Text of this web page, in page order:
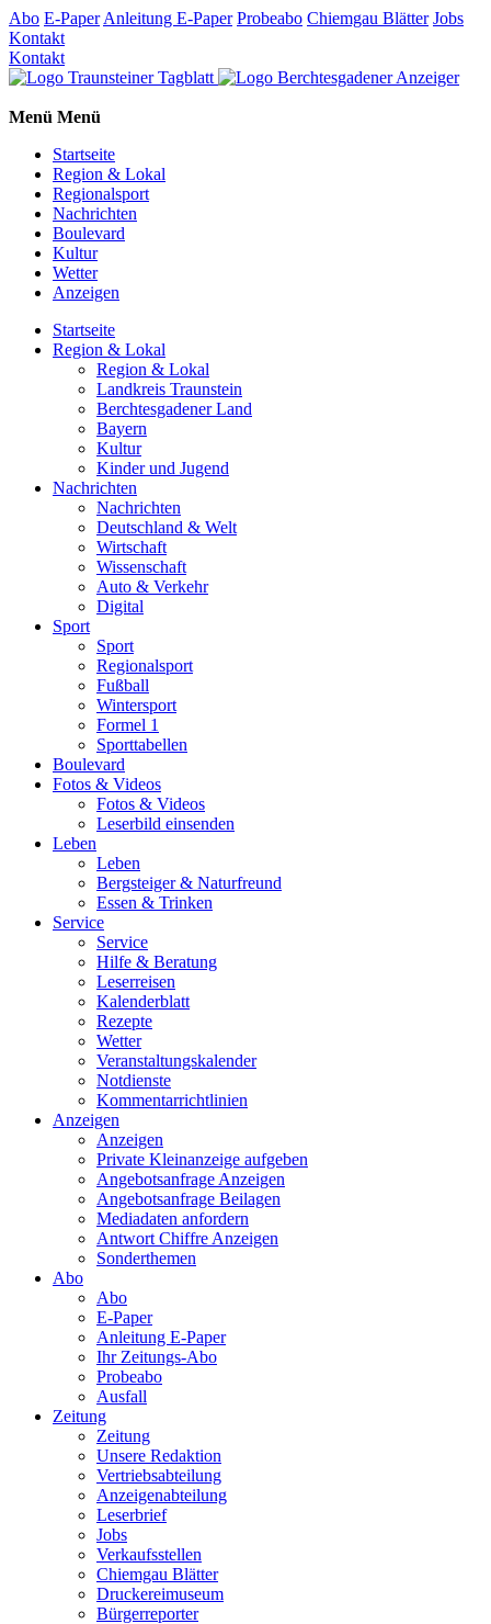
Abo E-Paper Anleitung E-Paper Probeabo Chiemgau Blätter Jobs
Kontakt
Kontakt
Menü Menü
Startseite
Region & Lokal
Regionalsport
Nachrichten
Boulevard
Kultur
Wetter
Anzeigen
Startseite
Region & Lokal
Region & Lokal
Landkreis Traunstein
Berchtesgadener Land
Bayern
Kultur
Kinder und Jugend
Nachrichten
Nachrichten
Deutschland & Welt
Wirtschaft
Wissenschaft
Auto & Verkehr
Digital
Sport
Sport
Regionalsport
Fußball
Wintersport
Formel 1
Sporttabellen
Boulevard
Fotos & Videos
Fotos & Videos
Leserbild einsenden
Leben
Leben
Bergsteiger & Naturfreund
Essen & Trinken
Service
Service
Hilfe & Beratung
Leserreisen
Kalenderblatt
Rezepte
Wetter
Veranstaltungskalender
Notdienste
Kommentarrichtlinien
Anzeigen
Anzeigen
Private Kleinanzeige aufgeben
Angebotsanfrage Anzeigen
Angebotsanfrage Beilagen
Mediadaten anfordern
Antwort Chiffre Anzeigen
Sonderthemen
Abo
Abo
E-Paper
Anleitung E-Paper
Ihr Zeitungs-Abo
Probeabo
Ausfall
Zeitung
Zeitung
Unsere Redaktion
Vertriebsabteilung
Anzeigenabteilung
Leserbrief
Jobs
Verkaufsstellen
Chiemgau Blätter
Druckereimuseum
Bürgerreporter